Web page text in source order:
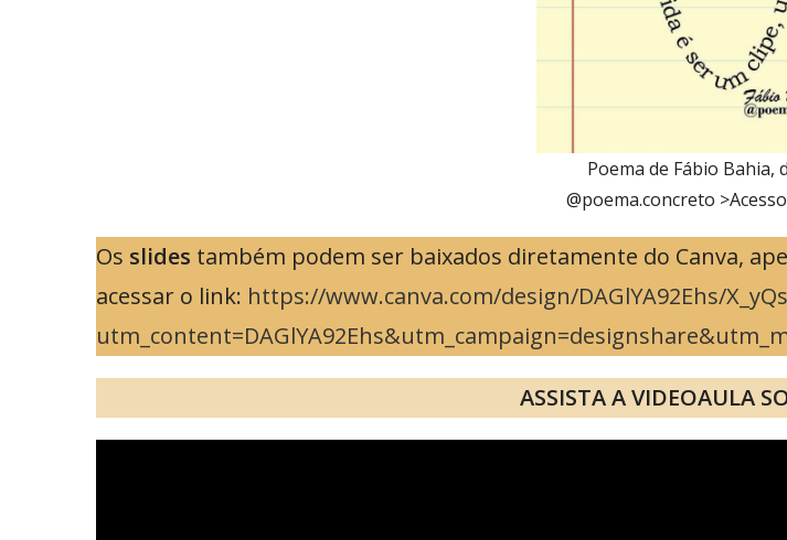
Poema de Fábio Bahia,
@poema.concreto
Os slides também podem ser baixados diretamente do Canva,
acessar o link: https://www.canva.com/design/DAGlYA92Ehs/
ASSISTA A VIDEOAULA